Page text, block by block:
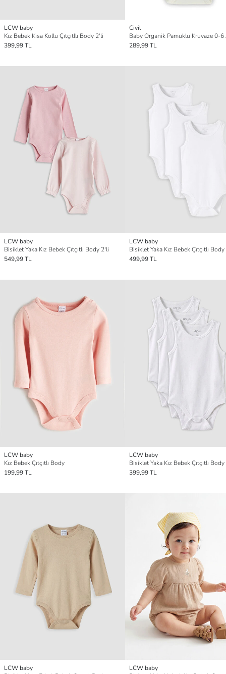
LCW baby
Kız Bebek Kısa Kollu Çıtçıtllı Body 2'li
399,99 TL
Civil
289,99 TL
LCW baby
Bisiklet Yaka Kız Bebek Çıtçıtlı Body 2'li
549,99 TL
LCW baby
Bisiklet Yaka Kız Bebek Çıtçıtlı
499,99 TL
LCW baby
Kız Bebek Çıtçıtlı Body
199,99 TL
LCW baby
Bisiklet Yaka Kız Bebek Çıtçıtlı
399,99 TL
LCW baby
LCW baby